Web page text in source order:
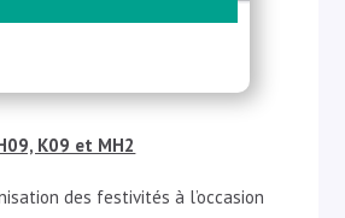
K09 et MH2
des festivités à l’occasion